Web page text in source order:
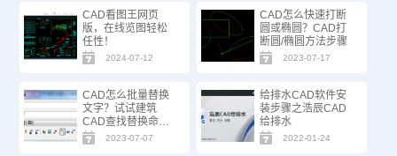
CAD看图王网页
版，在线览图轻松
任性！
2024-07-12
CAD怎么快速打断
圆或椭圆？CAD打
断圆/椭圆方法步骤
2023-07-17
CAD怎么批量替换
文字？试试建筑
CAD查找替换命
令！
2023-07-07
给排水CAD软件安
装步骤之浩辰CAD
给排水
2022-01-24